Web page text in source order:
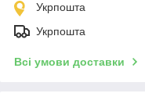
Укрпошта
Укрпошта
Всі умови доставки